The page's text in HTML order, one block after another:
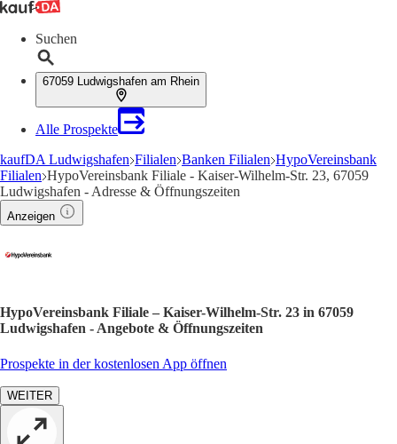
Suchen
67059 Ludwigshafen am Rhein
Alle Prospekte
kaufDA Ludwigshafen Filialen Banken Filialen HypoVereinsbank
Filialen HypoVereinsbank Filiale - Kaiser-Wilhelm-Str. 23, 67059
Ludwigshafen - Adresse & Öffnungszeiten
Anzeigen
HypoVereinsbank Filiale – Kaiser-Wilhelm-Str. 23 in 67059
Ludwigshafen - Angebote & Öffnungszeiten
Prospekte in der kostenlosen App öffnen
WEITER